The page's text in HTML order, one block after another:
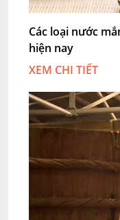
Các loại nước
hiện nay
XEM CHI TIẾT